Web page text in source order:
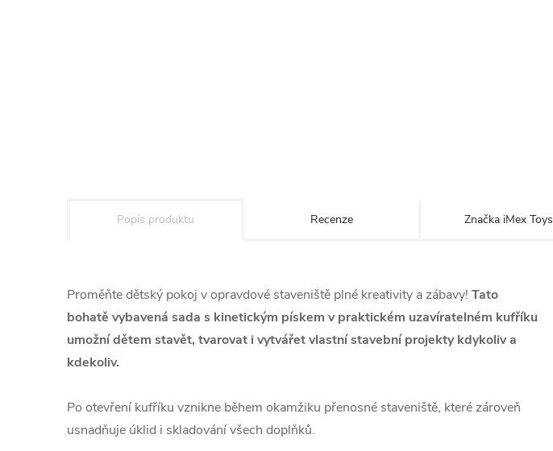
Popis produktu Recenze Značka iMex Toys
Proměňte dětský pokoj v opravdové staveniště plné kreativity a zábavy! Tato
bohatě vybavená sada s kinetickým pískem v praktickém uzavíratelném kufříku
umožní dětem stavět, tvarovat i vytvářet vlastní stavební projekty kdykoliv a
kdekoliv.
Po otevření kufříku vznikne během okamžiku přenosné staveniště, které zároveň
usnadňuje úklid i skladování všech doplňků.